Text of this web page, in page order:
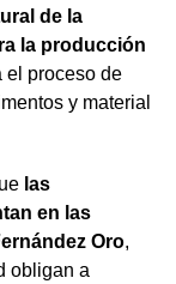
de la
la producción
el proceso de
y material
las
en las
Oro,
obligan a